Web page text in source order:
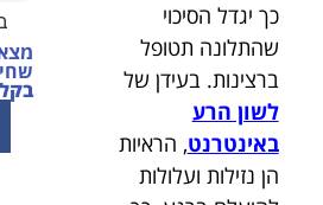
כך יגדל הסיכוי
שהתלונה תטופל
ברצינות. בעידן של
לשון הרע
באינטרנט, הראיות
הן נזילות ועלולות